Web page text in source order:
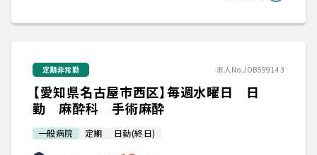
定期非常勤 求人No.JOB599143
【愛知県名古屋市西区】毎週水曜日 日
勤 麻酔科 手術麻酔
一般病院 定期 日勤(終日)